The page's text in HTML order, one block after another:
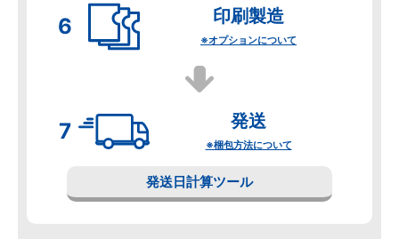
印刷製造
※オプションについて
発送
※梱包方法について
発送日計算ツール